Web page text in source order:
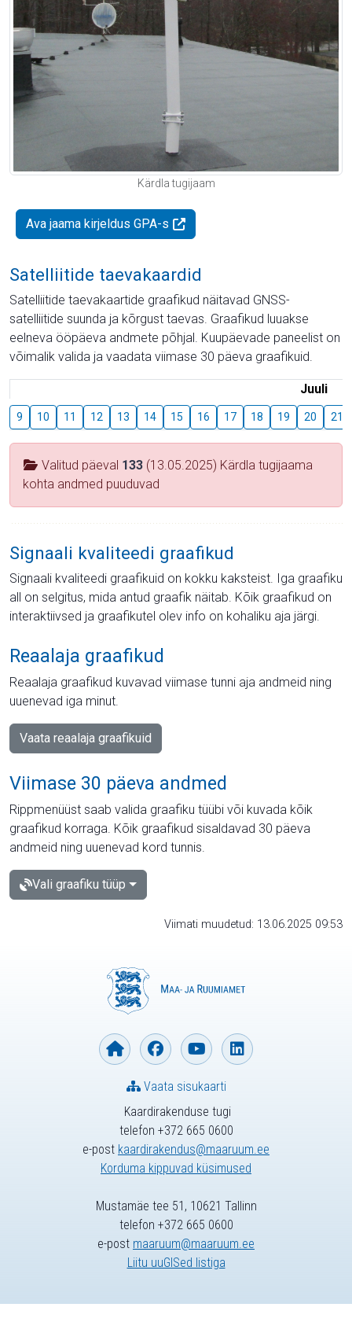
Kärdla tugijaam
Ava jaama kirjeldus GPA-s
Satelliitide taevakaardid
Satelliitide taevakaartide graafikud näitavad GNSS-
satelliitide suunda ja kõrgust taevas. Graafikud luuakse
eelneva ööpäeva andmete põhjal. Kuupäevade paneelist on
võimalik valida ja vaadata viimase 30 päeva graafikuid.
Juuli
9 10 11 12 13 14 15 16 17 18 19 20 21
Valitud päeval 133 (13.05.2025) Kärdla tugijaama
kohta andmed puuduvad
Signaali kvaliteedi graafikud
Signaali kvaliteedi graafikuid on kokku kaksteist. Iga graafiku
all on selgitus, mida antud graafik näitab. Kõik graafikud on
interaktiivsed ja graafikutel olev info on kohaliku aja järgi.
Reaalaja graafikud
Reaalaja graafikud kuvavad viimase tunni aja andmeid ning
uuenevad iga minut.
Vaata reaalaja graafikuid
Viimase 30 päeva andmed
Rippmenüüst saab valida graafiku tüübi või kuvada kõik
graafikud korraga. Kõik graafikud sisaldavad 30 päeva
andmeid ning uuenevad kord tunnis.
Vali graafiku tüüp
Viimati muudetud: 13.06.2025 09:53
Kaardirakenduse tugi
telefon +372 665 0600
e-post kaardirakendus@maaruum.ee
Korduma kippuvad küsimused
Vaata sisukaarti
Mustamäe tee 51, 10621 Tallinn
telefon +372 665 0600
e-post maaruum@maaruum.ee
Liitu uuGISed listiga